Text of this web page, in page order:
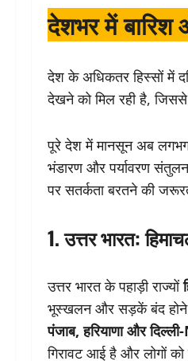
देशभर में बारिश
देश के अधिकतर हिस्सों में
देखने को मिल रही है, जिससे
पूरे देश में मानसून अब लगभग
भंडारण और पर्यावरण
पर सतर्कता बरतने की
1. उत्तर भारत:
उत्तर भारत के पहाड़ी राज्यों
भूस्खलन और सड़कें बंद होने
पंजाब, हरियाणा और
गिरावट आई है और लोगों को